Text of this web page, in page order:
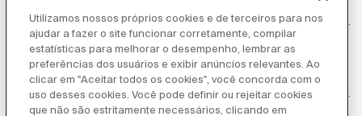
Atendimento ao cliente
Sobre nós
Utilizamos nossos próprios cookies e de terceiros para nos
ajudar a fazer o site funcionar corretamente, compilar
estatísticas para melhorar o desempenho, lembrar as
preferências dos usuários e exibir anúncios relevantes. Ao
clicar em "Aceitar todos os cookies", você concorda com o
uso desses cookies. Você pode definir ou rejeitar cookies
que não são estritamente necessários, clicando em